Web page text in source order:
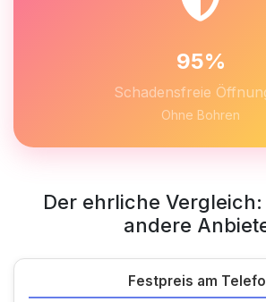
95%
Schadensfreie
Ohne Bohren
Der ehrliche Vergleich:
andere
Festpreis am